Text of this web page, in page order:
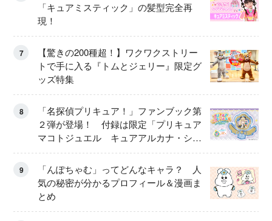
「キュアミスティック」の髪型完全再
現！
7
【驚きの200種超！】ワクワクストリー
トで手に入る『トムとジェリー』限定グ
ッズ特集
8
「名探偵プリキュア！」ファンブック第
２弾が登場！ 付録は限定「プリキュア
マコトジュエル キュアアルカナ・シャ
ドウ アイスver.」 キュアエクレールを
大特集！
9
「んぽちゃむ」ってどんなキャラ？ 人
気の秘密が分かるプロフィール＆漫画ま
とめ